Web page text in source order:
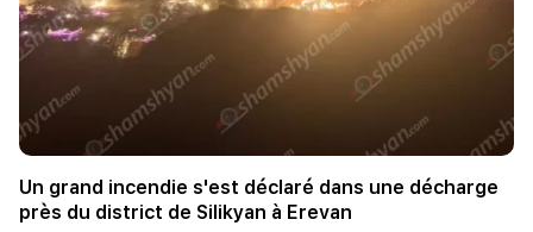
Un grand incendie s'est déclaré dans une décharge
près du district de Silikyan à Erevan